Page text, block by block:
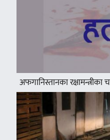
अफगानिस्तानका